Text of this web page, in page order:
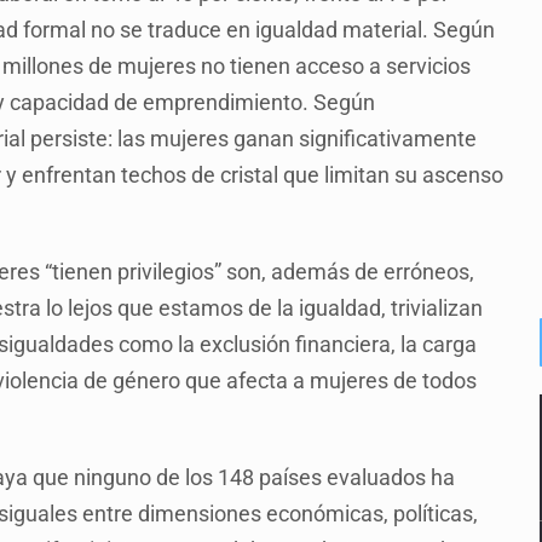
formal no se traduce en igualdad material. Según
de mujeres no tienen acceso a servicios
de emprendimiento. Según
persiste: las mujeres ganan significativamente
enfrentan techos de cristal que limitan su ascenso
“tienen privilegios” son, además de erróneos,
lo lejos que estamos de la igualdad, trivializan
como la exclusión financiera, la carga
de género que afecta a mujeres de todos
que ninguno de los 148 países evaluados ha
entre dimensiones económicas, políticas,